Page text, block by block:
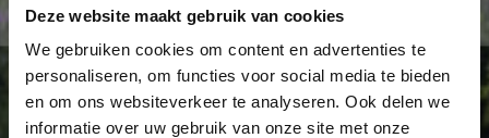
Deze website maakt gebruik van cookies
We gebruiken cookies om content en advertenties te
personaliseren, om functies voor social media te bieden
en om ons websiteverkeer te analyseren. Ook delen we
informatie over uw gebruik van onze site met onze